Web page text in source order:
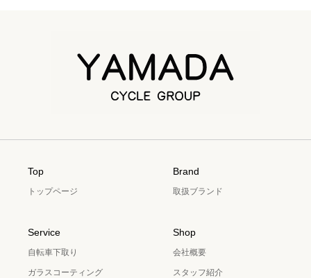
Top
トップページ
Brand
取扱ブランド
Service
自転車下取り
ガラスコーティング
Shop
会社概要
スタッフ紹介